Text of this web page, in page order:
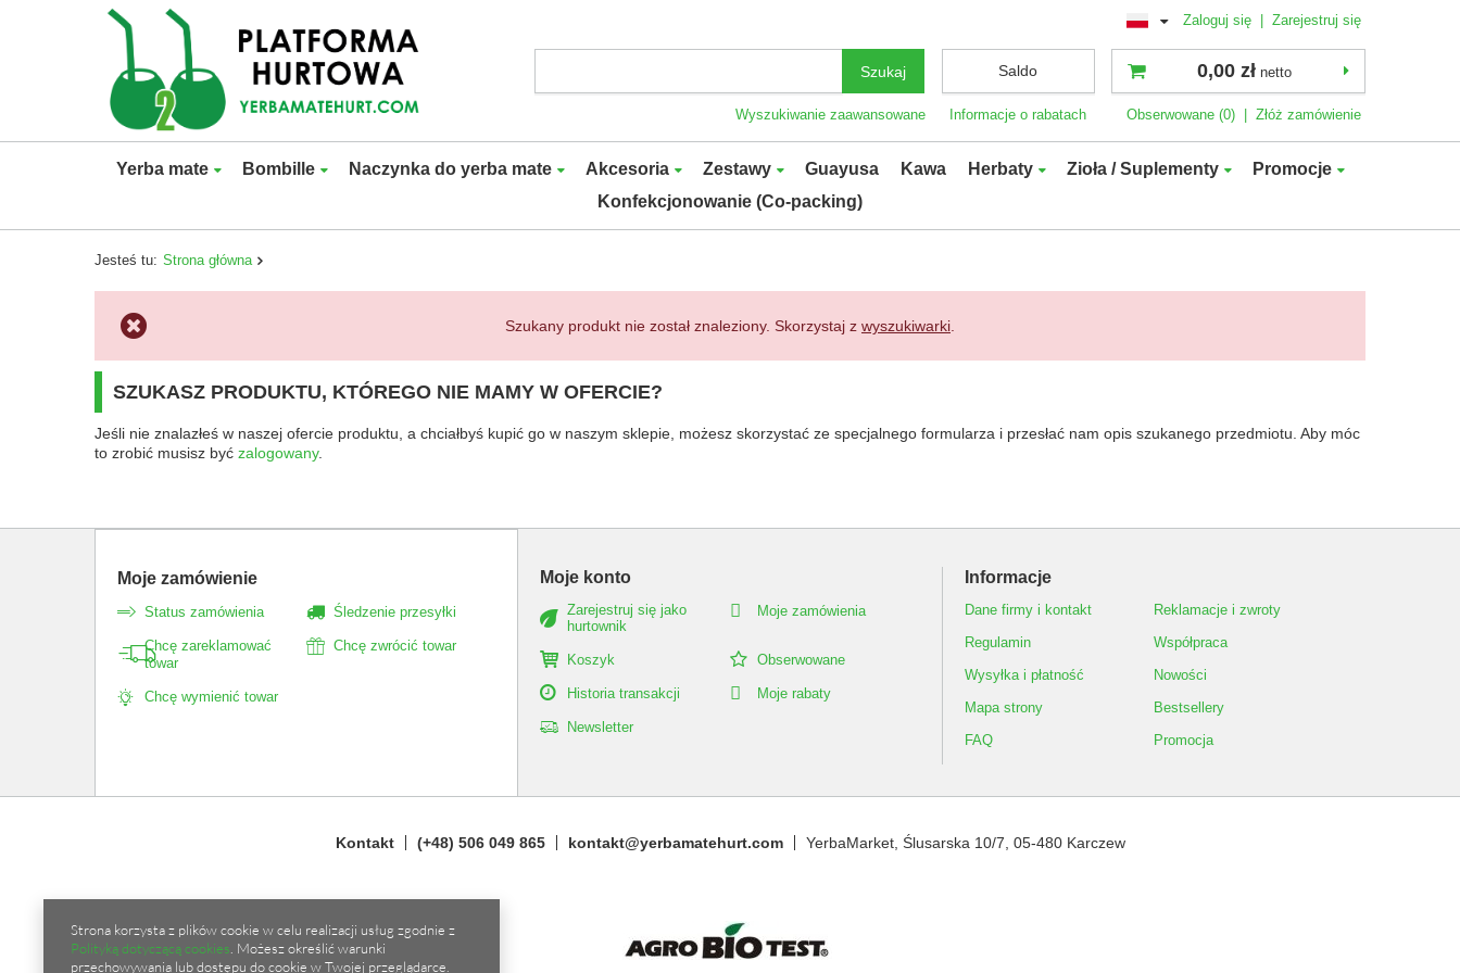
Zaloguj się | Zarejestruj się
Szukaj
Wyszukiwanie zaawansowane
Saldo
Informacje o rabatach
0,00 zł netto
Obserwowane (0) Złóż zamówienie
Yerba mate Bombille Naczynka do yerba mate Akcesoria Zestawy Guayusa Kawa Herbaty Zioła / Suplementy
Promocje
Konfekcjonowanie (Co-packing)
Jesteś tu: Strona główna
Szukany produkt nie został znaleziony. Skorzystaj z wyszukiwarki
SZUKASZ PRODUKTU, KTÓREGO NIE MAMY W OFERCIE?
Jeśli nie znalazłeś w naszej ofercie produktu, a chciałbyś kupić go w naszym sklepie, możesz skorzystać ze specjalnego formularza i przesłać nam opis szukanego przedmiotu. Aby móc
to zrobić musisz być zalogowany.
Moje zamówienie
Status zamówienia Śledzenie przesyłki
Chcę zareklamować
towar
Chcę zwrócić towar
Chcę wymienić towar
Moje konto
Zarejestruj się jako
hurtownik
Moje zamówienia
Koszyk Obserwowane
Historia transakcji Moje rabaty
Newsletter
Informacje
Dane firmy i kontakt
Reklamacje i zwroty
Regulamin
Współpraca
Wysyłka i płatność
Nowości
Mapa strony
Bestsellery
FAQ
Promocja
Kontakt (+48) 506 049 865 kontakt@yerbamatehurt.com YerbaMarket, Ślusarska 10/7 05-480Karczew
Strona korzysta z plików cookie w celu realizacji usług zgodnie z
Polityką dotyczącą cookies . Możesz określić warunki
przechowywania lub dostępu do cookie w Twojej przeglądarce.